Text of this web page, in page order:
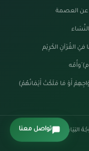
عن العصمة
القُرْآنِ الكَرِيْم
َوأُمّه
أَوْ مَا مَلَكَتْ أَيْمَانُهُمْ)
البَيَانْ فِي كَلَامِ الرَّحْمَنْ
تواصل معنا